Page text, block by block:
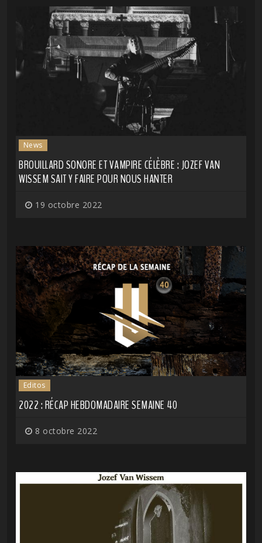
News
BROUILLARD SONORE ET VAMPIRE CÉLÈBRE : JOZEF VAN
WISSEM SAIT Y FAIRE POUR NOUS HANTER
19 octobre 2022
Editos
2022 : RÉCAP HEBDOMADAIRE SEMAINE 40
8 octobre 2022